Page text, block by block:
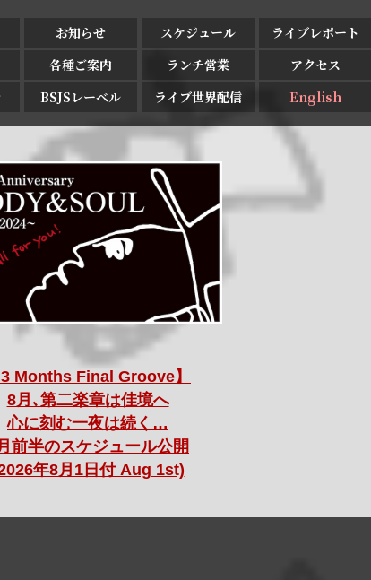
お知らせ スケジュール
ライブレポート
各種ご案内 ランチ営業
アクセス
BSJSレーベル ライブ世界配信 English
3 Months Final Groove】
8月､第二楽章は佳境へ
心に刻む一夜は続く…
前半のスケジュール公開
年8月1日付 Aug 1st)